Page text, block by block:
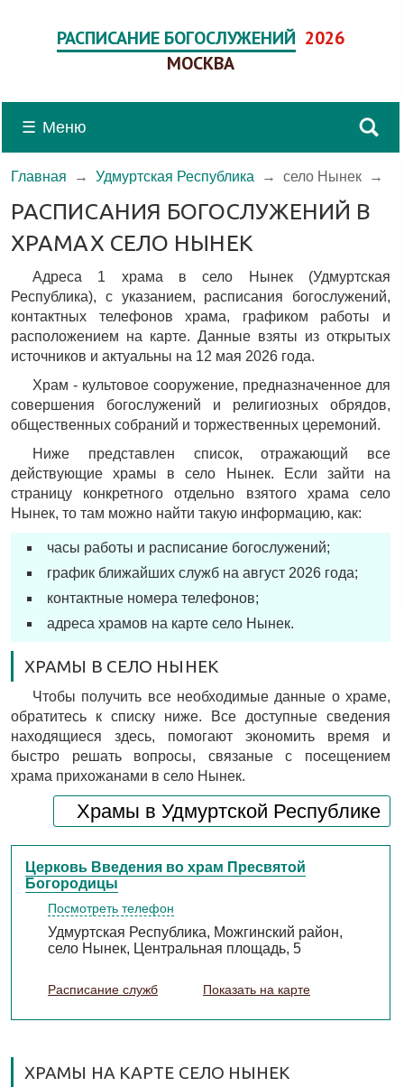
РАСПИСАНИЕ БОГОСЛУЖЕНИЙ 2026
МОСКВА
☰ Меню
Главная → Удмуртская Республика → село Нынек →
РАСПИСАНИЯ БОГОСЛУЖЕНИЙ В
ХРАМАХ СЕЛО НЫНЕК
Адреса 1 храма в село Нынек (Удмуртская
Республика), c указанием, расписания богослужений,
контактных телефонов храма, графиком работы и
расположением на карте. Данные взяты из открытых
источников и актуальны на 12 мая 2026 года.
Храм - культовое сооружение, предназначенное для
совершения богослужений и религиозных обрядов,
общественных собраний и торжественных церемоний.
Ниже представлен список, отражающий все
действующие храмы в село Нынек. Если зайти на
страницу конкретного отдельно взятого храма село
Нынек, то там можно найти такую информацию, как:
часы работы и расписание богослужений;
график ближайших служб на август 2026 года;
контактные номера телефонов;
адреса храмов на карте село Нынек.
ХРАМЫ В СЕЛО НЫНЕК
Чтобы получить все необходимые данные о храме,
обратитесь к списку ниже. Все доступные сведения
находящиеся здесь, помогают экономить время и
быстро решать вопросы, связаные с посещением
храма прихожанами в село Нынек.
Храмы в Удмуртской Республике
Церковь Введения во храм Пресвятой
Богородицы
Посмотреть телефон
Удмуртская Республика, Можгинский район,
село Нынек, Центральная площадь, 5
Расписание служб Показать на карте
ХРАМЫ НА КАРТЕ СЕЛО НЫНЕК